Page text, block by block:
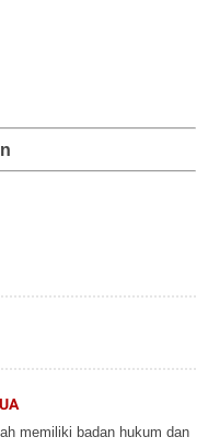
memiliki badan hukum dan